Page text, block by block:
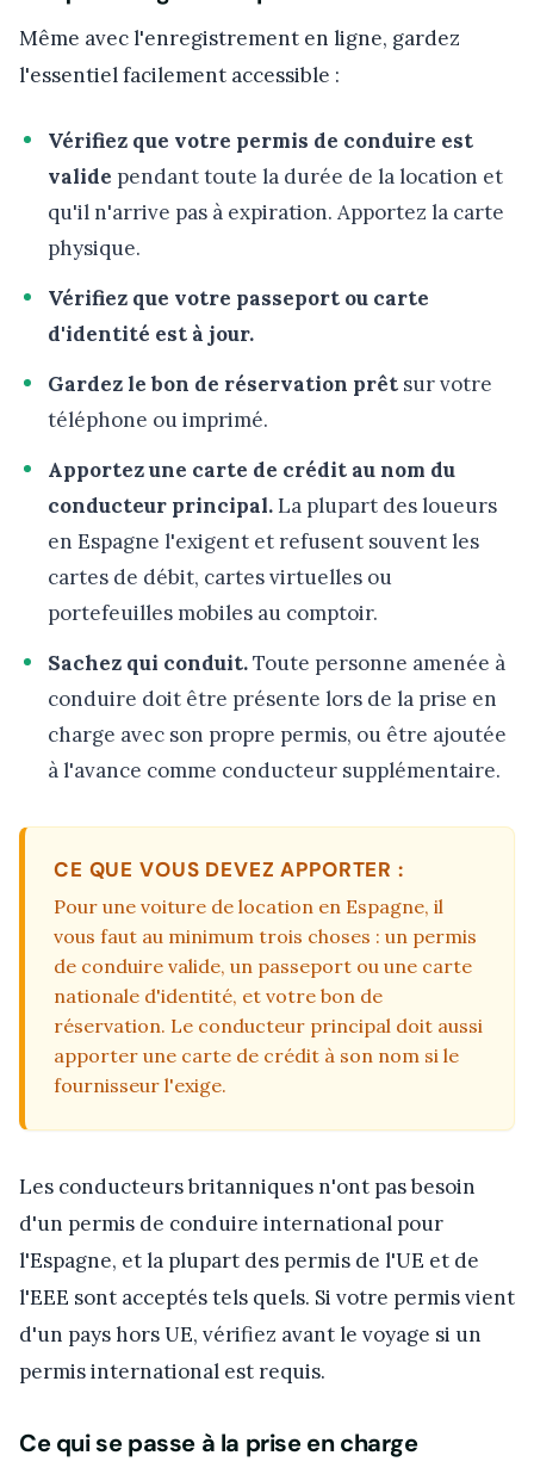
Même avec l'enregistrement en ligne, gardez
l'essentiel facilement accessible :
Vérifiez que votre permis de conduire est
valide pendant toute la durée de la location et
qu'il n'arrive pas à expiration. Apportez la carte
physique.
Vérifiez que votre passeport ou carte
d'identité est à jour.
Gardez le bon de réservation prêt sur votre
téléphone ou imprimé.
Apportez une carte de crédit au nom du
conducteur principal.La plupart des loueurs
en Espagne l'exigent et refusent souvent les
cartes de débit, cartes virtuelles ou
portefeuilles mobiles au comptoir.
Sachez qui conduit.Toute personne amenée à
conduire doit être présente lors de la prise en
charge avec son propre permis, ou être ajoutée
à l'avance comme conducteur supplémentaire.
CE QUE VOUS DEVEZ APPORTER :
Pour une voiture de location en Espagne, il
vous faut au minimum trois choses : un permis
de conduire valide, un passeport ou une carte
nationale d'identité, et votre bon de
réservation. Le conducteur principal doit aussi
apporter une carte de crédit à son nom si le
fournisseur l'exige.
Les conducteurs britanniques n'ont pas besoin
d'un permis de conduire international pour
l'Espagne, et la plupart des permis de l'UE et de
l'EEE sont acceptés tels quels. Si votre permis vient
d'un pays hors UE, vérifiez avant le voyage si un
permis international est requis.
Ce qui se passe à la prise en charge